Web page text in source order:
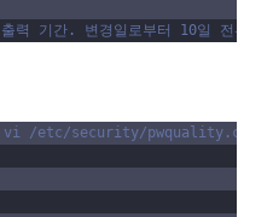
력 기간. 변경일로부터 10일 전부터
vi /etc/security/pwquality.conf